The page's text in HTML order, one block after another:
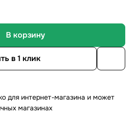
В корзину
в 1 клик
для интернет-магазина и может
магазинах